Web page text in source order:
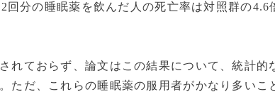
回分の睡眠薬を飲んだ人の死亡率は対照群の
れておらず、論文はこの結果について、統計的
ただ、これらの睡眠薬の服用者がかなり多いこ